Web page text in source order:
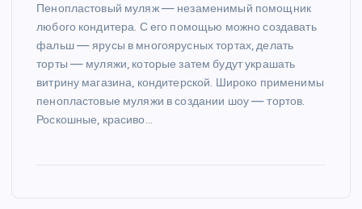
Пенопластовый муляж — незаменимый помощник
любого кондитера. С его помощью можно создавать
фальш — ярусы в многоярусных тортах, делать
торты — муляжи, которые затем будут украшать
витрину магазина, кондитерской. Широко применимы
пенопластовые муляжи в создании шоу — тортов.
Роскошные, красиво…